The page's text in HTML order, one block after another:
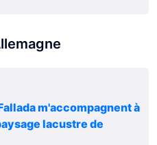
m'accompagnent à
lacustre de